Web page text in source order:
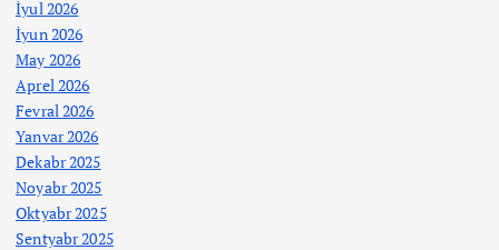
İyul 2026
İyun 2026
May 2026
Aprel 2026
Fevral 2026
Yanvar 2026
Dekabr 2025
Noyabr 2025
Oktyabr 2025
Sentyabr 2025